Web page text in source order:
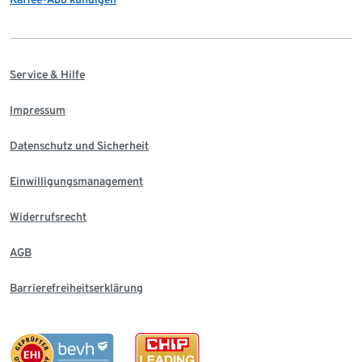
Service & Hilfe
Impressum
Datenschutz und Sicherheit
Einwilligungsmanagement
Widerrufsrecht
AGB
Barrierefreiheitserklärung